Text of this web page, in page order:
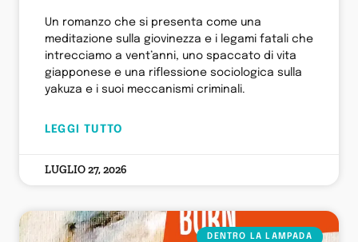
Un romanzo che si presenta come una
meditazione sulla giovinezza e i legami fatali che
intrecciamo a vent’anni, uno spaccato di vita
giapponese e una riflessione sociologica sulla
yakuza e i suoi meccanismi criminali.
LEGGI TUTTO
LUGLIO 27, 2026
DENTRO LA LAMPADA